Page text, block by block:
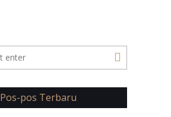
Pos-pos Terbaru